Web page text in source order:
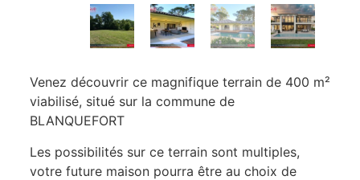
Venez découvrir ce magnifique terrain de 400 m²
viabilisé, situé sur la commune de
BLANQUEFORT
Les possibilités sur ce terrain sont multiples,
votre future maison pourra être au choix de